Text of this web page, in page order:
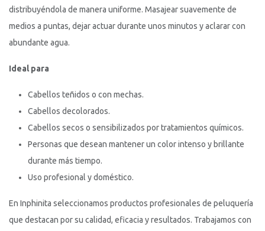
distribuyéndola de manera uniforme. Masajear suavemente de
medios a puntas, dejar actuar durante unos minutos y aclarar con
abundante agua.
Ideal para
Cabellos teñidos o con mechas.
Cabellos decolorados.
Cabellos secos o sensibilizados por tratamientos químicos.
Personas que desean mantener un color intenso y brillante
durante más tiempo.
Uso profesional y doméstico.
En Inphinita seleccionamos productos profesionales de peluquería
que destacan por su calidad, eficacia y resultados. Trabajamos con